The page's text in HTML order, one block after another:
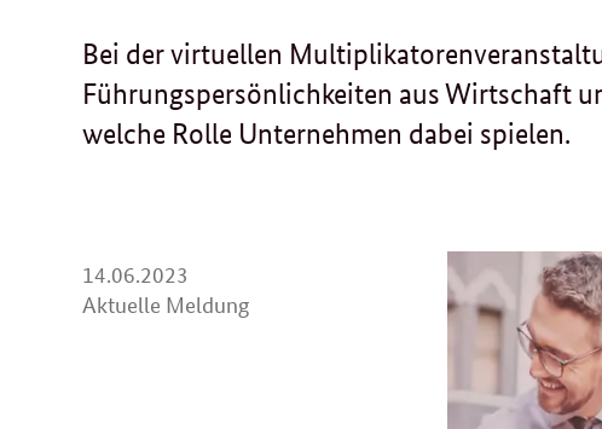
14.06.2023
06.
Aktuelle Meldung
Bei der virtuellen
Führungspersönlichkeiten aus Wirtschaft
welche Rolle Unternehmen dabei spielen.